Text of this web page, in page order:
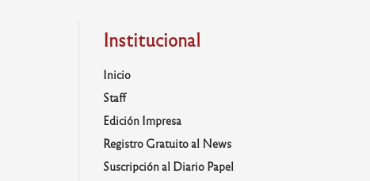
Institucional
Inicio
Staff
Edición Impresa
Registro Gratuito al News
Suscripción al Diario Papel